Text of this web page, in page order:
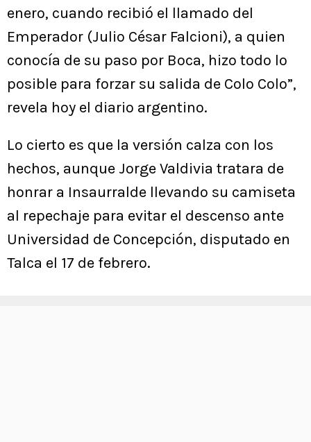
enero, cuando recibió el llamado del
Emperador (Julio César Falcioni), a quien
conocía de su paso por Boca, hizo todo lo
posible para forzar su salida de Colo Colo”,
revela hoy el diario argentino.
Lo cierto es que la versión calza con los
hechos, aunque Jorge Valdivia tratara de
honrar a Insaurralde llevando su camiseta
al repechaje para evitar el descenso ante
Universidad de Concepción, disputado en
Talca el 17 de febrero.